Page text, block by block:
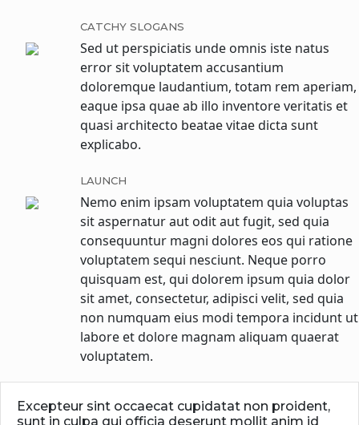
CATCHY SLOGANS
Sed ut perspiciatis unde omnis iste natus
error sit voluptatem accusantium
doloremque laudantium, totam rem aperiam,
eaque ipsa quae ab illo inventore veritatis et
quasi architecto beatae vitae dicta sunt
explicabo.
LAUNCH
Nemo enim ipsam voluptatem quia voluptas
sit aspernatur aut odit aut fugit, sed quia
consequuntur magni dolores eos qui ratione
voluptatem sequi nesciunt. Neque porro
quisquam est, qui dolorem ipsum quia dolor
sit amet, consectetur, adipisci velit, sed quia
non numquam eius modi tempora incidunt ut
labore et dolore magnam aliquam quaerat
voluptatem.
Excepteur sint occaecat cupidatat non proident,
sunt in culpa qui officia deserunt mollit anim id